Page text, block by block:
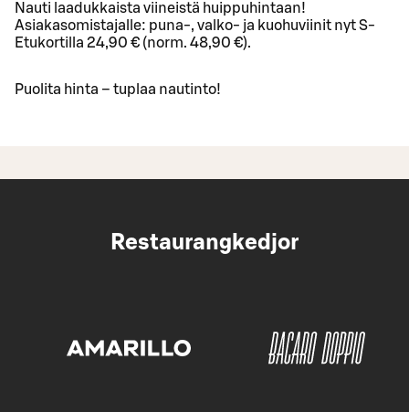
Nauti laadukkaista viineistä huippuhintaan!
Asiakasomistajalle: puna-, valko- ja kuohuviinit nyt S-
Etukortilla 24,90 € (norm. 48,90 €).
Puolita hinta – tuplaa nautinto!
Restaurangkedjor